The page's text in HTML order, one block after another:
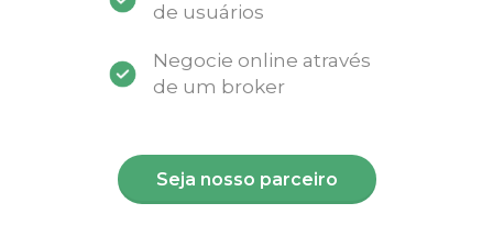
de usuários
Negocie online através
de um broker
Seja nosso parceiro